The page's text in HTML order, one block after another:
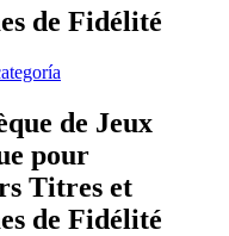
de Fidélité
de Jeux
pour
Titres et
de Fidélité